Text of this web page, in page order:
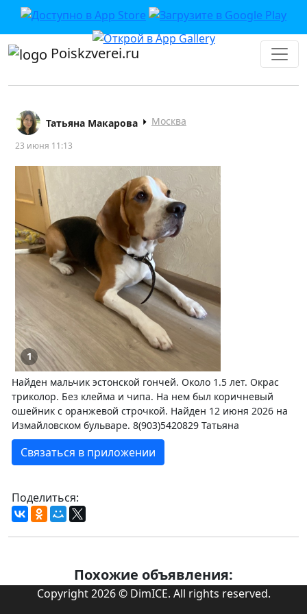
Poiskzverei.ru
Татьяна Макарова Москва
23 июня 11:13
1
Найден мальчик эстонской гончей. Около 1.5 лет. Окрас
триколор. Без клейма и чипа. На нем был коричневый
ошейник с оранжевой строчкой. Найден 12 июня 2026 на
Измайловском бульваре. 8(903)5420829 Татьяна
Связаться в приложении
Поделиться:
Похожие объявления:
Copyright 2026 © DimICE. All rights reserved.